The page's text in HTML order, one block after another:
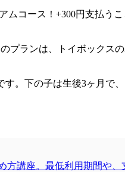
ムコース！ +300円支払う
プランは、トイボックスの
。下の子は生後3ヶ月で
方講座。最低利用期間や